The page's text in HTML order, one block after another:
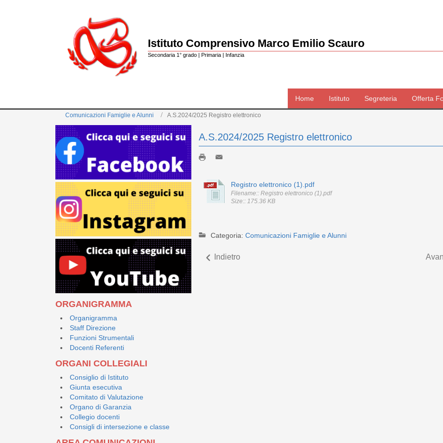
Istituto Comprensivo Marco Emilio Scauro
Secondaria 1° grado | Primaria | Infanzia
Home Istituto Segreteria Offerta
Comunicazioni Famiglie e Alunni A.S.2024/2025 Registro elettronico
ORGANIGRAMMA
Organigramma
Staff Direzione
Funzioni Strumentali
Docenti Referenti
ORGANI COLLEGIALI
Consiglio di Istituto
Giunta esecutiva
Comitato di Valutazione
Organo di Garanzia
Collegio docenti
Consigli di intersezione e classe
A.S.2024/2025 Registro elettronico
Registro elettronico (1).pdf
Filename:: Registro elettronico (1).pdf
Size:: 175.36 KB
Categoria: Comunicazioni Famiglie e Alunni
Indietro